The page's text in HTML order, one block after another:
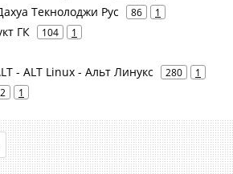
Текнолоджи Рус 86 1
ГК 104 1
- ALT Linux - Альт Линукс 280 1
1